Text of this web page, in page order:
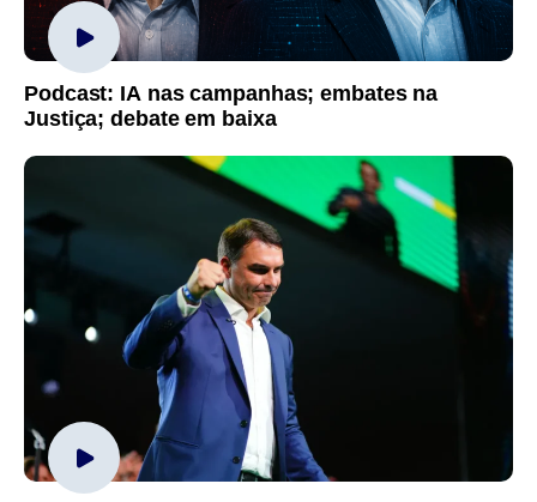
Podcast: IA nas campanhas; embates na
Justiça; debate em baixa